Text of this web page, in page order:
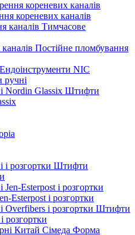
кореневих каналів
Тимчасове
Постійне пломбування
Ендоінструменти NIC
ручні
Штифти
Штифти
Esterpost і розгортки
Штифти
розгортки